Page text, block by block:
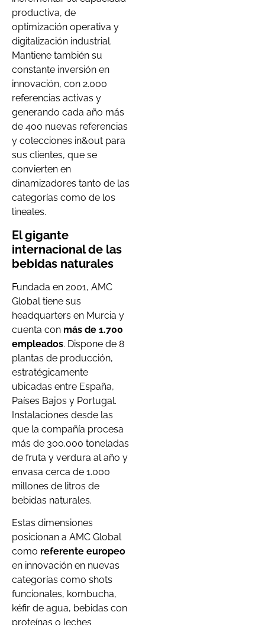
productiva, de
optimización operativa y
digitalización industrial.
Mantiene también su
constante inversión en
innovación, con 2.000
referencias activas y
generando cada año más
de 400 nuevas referencias
y colecciones in&out para
sus clientes, que se
convierten en
dinamizadores tanto de las
categorías como de los
lineales.
El gigante
internacional de las
bebidas naturales
Fundada en 2001, AMC
Global tiene sus
headquarters en Murcia y
cuenta con más de 1.700
empleados. Dispone de 8
plantas de producción,
estratégicamente
ubicadas entre España,
Países Bajos y Portugal.
Instalaciones desde las
que la compañía procesa
más de 300.000 toneladas
de fruta y verdura al año y
envasa cerca de 1.000
millones de litros de
bebidas naturales.
Estas dimensiones
posicionan a AMC Global
como referente europeo
en innovación en nuevas
categorías como shots
funcionales, kombucha,
kéfir de agua, bebidas con
proteínas o leches